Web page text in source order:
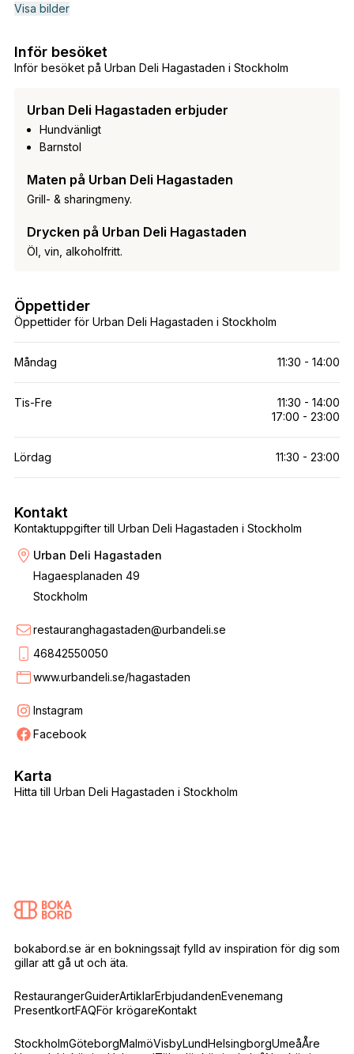
Visa bilder
Inför besöket på Urban Deli Hagastaden i Stockholm
Inför besöket
Urban Deli Hagastaden erbjuder
Hundvänligt
Barnstol
Maten på Urban Deli Hagastaden
Grill- & sharingmeny.
Drycken på Urban Deli Hagastaden
Öl, vin, alkoholfritt.
Öppettider för Urban Deli Hagastaden i Stockholm
Öppettider
Måndag 11:30 - 14:00
Tis-Fre
11:30 - 14:00
17:00 - 23:00
Lördag 11:30 - 23:00
Kontaktuppgifter till Urban Deli Hagastaden i Stockholm
Kontakt
Urban Deli Hagastaden
Hagaesplanaden 49
Stockholm
restauranghagastaden@urbandeli.se
46842550050
www.urbandeli.se/hagastaden
Instagram
Facebook
Hitta till Urban Deli Hagastaden i Stockholm
Karta
bokabord.se är en bokningssajt fylld av inspiration för dig som
gillar att gå ut och äta.
RestaurangerGuiderArtiklarErbjudandenEvenemang
PresentkortFAQFör krögareKontakt
StockholmGöteborgMalmöVisbyLundHelsingborgUmeåÅre